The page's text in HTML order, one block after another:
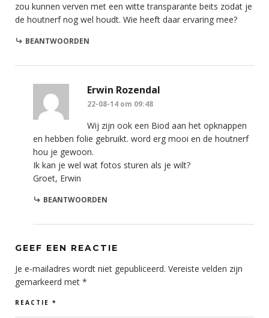
zou kunnen verven met een witte transparante beits zodat je
de houtnerf nog wel houdt. Wie heeft daar ervaring mee?
BEANTWOORDEN
Erwin Rozendal
22-08-14 om 09:48
Wij zijn ook een Biod aan het opknappen
en hebben folie gebruikt. word erg mooi en de houtnerf
hou je gewoon.
Ik kan je wel wat fotos sturen als je wilt?
Groet, Erwin
BEANTWOORDEN
GEEF EEN REACTIE
Je e-mailadres wordt niet gepubliceerd. Vereiste velden zijn
gemarkeerd met *
REACTIE *